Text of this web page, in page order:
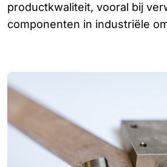
productkwaliteit, vooral bij
componenten in industriële